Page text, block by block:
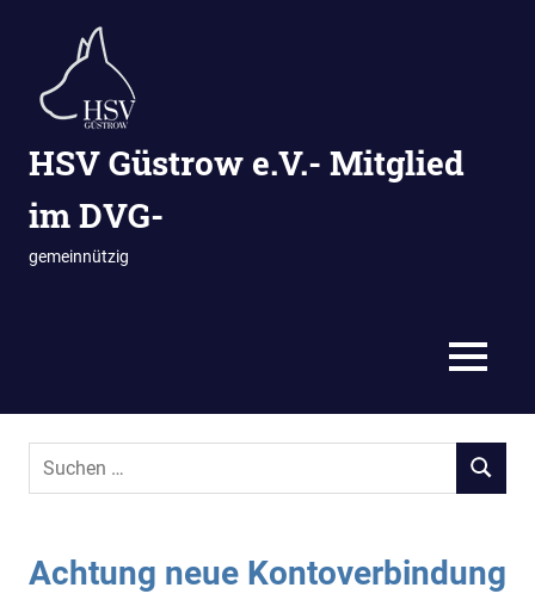
springen
HSV Güstrow e.V.- Mitglied
im DVG-
gemeinnützig
MENÜ
Suchen
SUCHEN
Achtung neue Kontoverbindung